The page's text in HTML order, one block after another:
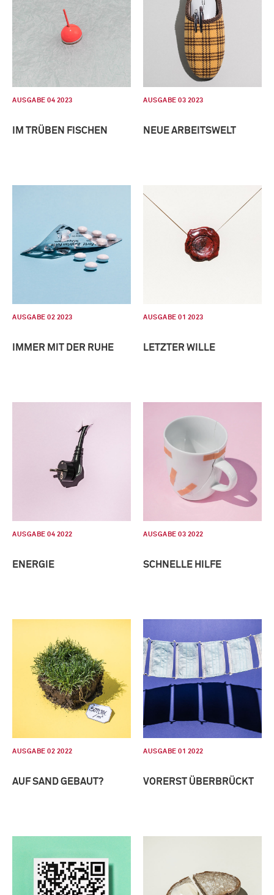
AUSGABE 04 2023
IM TRÜBEN FISCHEN
AUSGABE 03 2023
NEUE ARBEITSWELT
AUSGABE 02 2023
IMMER MIT DER RUHE
AUSGABE 01 2023
LETZTER WILLE
AUSGABE 04 2022
ENERGIE
AUSGABE 03 2022
SCHNELLE HILFE
AUSGABE 02 2022
AUF SAND GEBAUT?
AUSGABE 01 2022
VORERST ÜBERBRÜCKT